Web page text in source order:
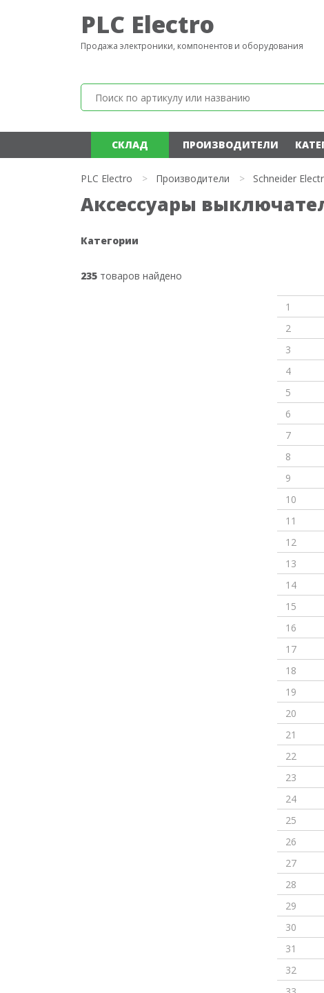
PLC Electro
Продажа электроники, компонентов и оборудования
СКЛАД ПРОИЗВОДИТЕЛИ
PLC Electro > Производители > Schneider
Аксессуары
Категории
235 товаров найдено
1
2
3
4
5
6
7
8
9
10
11
12
13
14
15
16
17
18
19
20
21
22
23
24
25
26
27
28
29
30
31
32